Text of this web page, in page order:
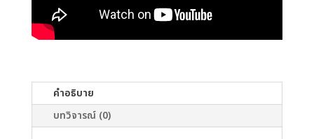
คำอธิบาย
บทวิจารณ์ (0)